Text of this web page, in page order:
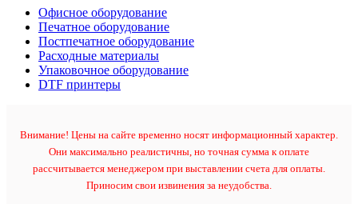
Офисное оборудование
Печатное оборудование
Постпечатное оборудование
Расходные материалы
Упаковочное оборудование
DTF принтеры
Внимание! Цены на сайте временно носят информационный характер.
Они максимально реалистичны, но точная сумма к оплате
рассчитывается менеджером при выставлении счета для оплаты.
Приносим свои извинения за неудобства.